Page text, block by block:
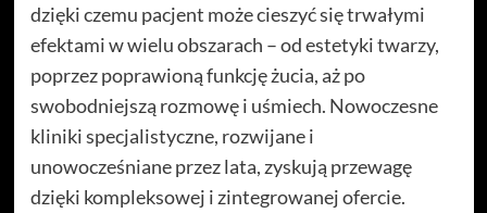
dzięki czemu pacjent może cieszyć się trwałymi
efektami w wielu obszarach – od estetyki twarzy,
poprzez poprawioną funkcję żucia, aż po
swobodniejszą rozmowę i uśmiech. Nowoczesne
kliniki specjalistyczne, rozwijane i
unowocześniane przez lata, zyskują przewagę
dzięki kompleksowej i zintegrowanej ofercie.